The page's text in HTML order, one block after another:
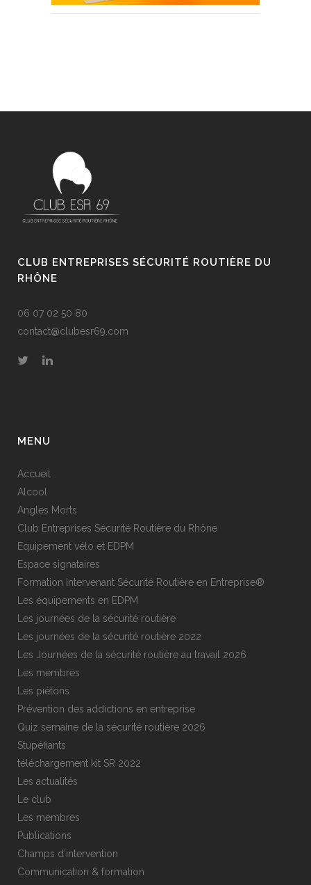
CLUB ENTREPRISES SÉCURITÉ ROUTIÈRE DU
RHÔNE
06 07 02 50 80
contact@clubesr69.com
MENU
Accueil
Alcool
Angles Morts
Club Entreprises Sécurité Routière du Rhône
Equipement vélo et EDPM
Espace signataires
Formation Intervenant Sécurité Routière en Entreprise®
Les équipements en EDPM
Les journées de la sécurité routière
Les journées de la sécurité routière 2022
Les Journées de la sécurité routière au travail 2026
Les membres
Les piétons
Prévention des addictions en entreprise
Quiz semaine de la sécurité routière 2026
Stupéfiants
téléchargement kit SR 2022
Les actualités
Le club
Les membres
Publications
Champs d’intervention
Communication & formation